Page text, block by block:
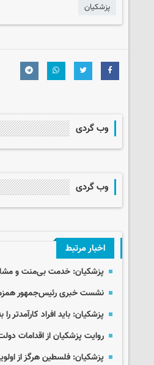
پزشکیان
وب گردی
وب گردی
اخبار مرتبط
پزشکیان: خدمت بی‌منت و
نشست خبری رئیس‌جمهور
پزشکیان: باید افراد
روایت پزشکیان از اقدامات
پزشکیان: فلسطین هرگز از